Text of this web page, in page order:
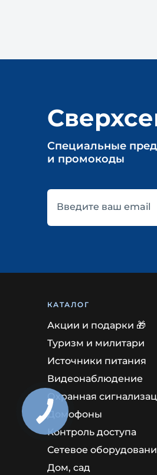
Введите ваш email
Cпециальные
и промокоды
КАТАЛОГ
Акции и подарки 🎁
Туризм и милитари
Источники питания
Видеонаблюдение
Охранная
Домофоны
Контроль доступа
Сетевое
Дом, сад